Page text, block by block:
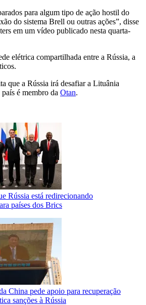
para algum tipo de ação hostil do
do sistema Brell ou outras ações”, disse
em um vídeo publicado nesta quarta-
elétrica compartilhada entre a Rússia, a
que a Rússia irá desafiar a Lituânia
é membro da Otan.
Rússia está redirecionando
países dos Brics
China pede apoio para recuperação
sanções à Rússia